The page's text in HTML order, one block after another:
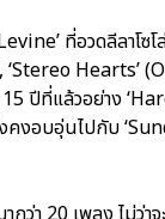
ที่อวดลีลาโซ
‘Stereo Hearts’
ปีที่แล้วอย่าง
คงอบอุ่นไปกับ